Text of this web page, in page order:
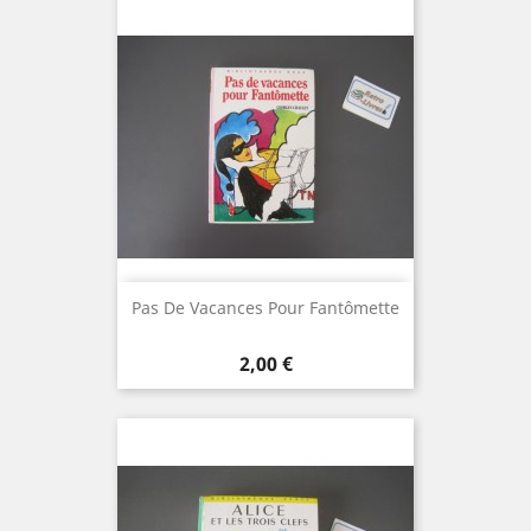
Pas De Vacances Pour Fantômette
Prix
2,00 €